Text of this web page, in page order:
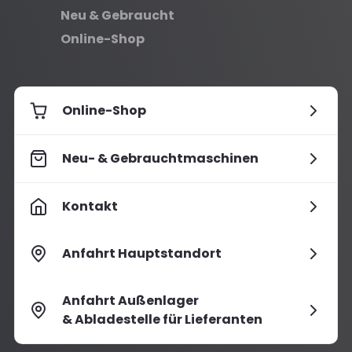
Neu & Gebraucht
Online-Shop
Online-Shop
Neu- & Gebrauchtmaschinen
Kontakt
Anfahrt Hauptstandort
Anfahrt Außenlager
& Abladestelle für Lieferanten